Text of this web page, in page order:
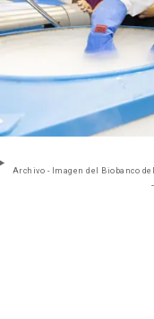
Archivo -